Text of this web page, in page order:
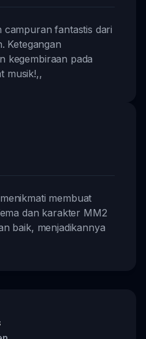
fantastis dari
Ketegangan
kegembiraan pada
musik!,,
membuat
dan karakter MM2
baik, menjadikannya